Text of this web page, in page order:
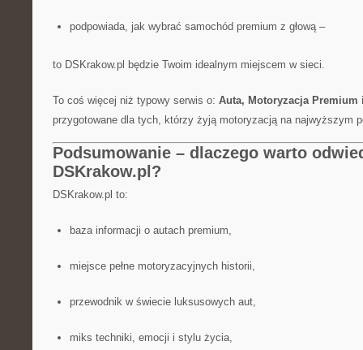
podpowiada, jak wybrać samochód premium z głową –
to DSKrakow.pl będzie Twoim idealnym miejscem w sieci.
To coś więcej niż typowy serwis o: Auta, Motoryzacja Premium
przygotowane dla tych, którzy żyją motoryzacją na najwyższym
Podsumowanie – dlaczego warto
DSKrakow.pl?
DSKrakow.pl to:
baza informacji o autach premium,
miejsce pełne motoryzacyjnych historii,
przewodnik w świecie luksusowych aut,
miks techniki, emocji i stylu życia,